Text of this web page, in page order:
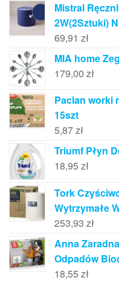
Mistral
2W(2Sztuki)
69,91 zł
MIA home
179,00 zł
Paclan worki
15szt
5,87zł
Triumf Płyn
18,95 zł
Tork
Wytrzymałe
253,93 zł
Anna
Odpadów
18,55 zł